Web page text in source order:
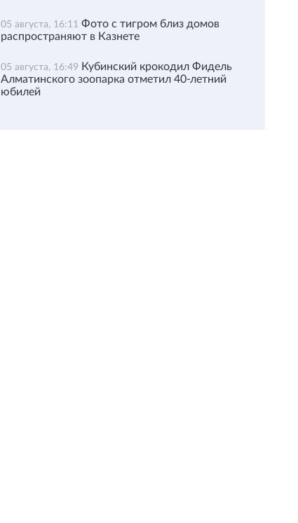
05 августа, 16:11 Фото с тигром близ домов
распространяют в Казнете
05 августа, 16:49 Кубинский крокодил Фидель
Алматинского зоопарка отметил 40-летний
юбилей